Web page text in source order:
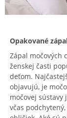
Opakované
Zápal močových
ženskej časti
deťom.
objavujú, je
močovej sústavy
včas